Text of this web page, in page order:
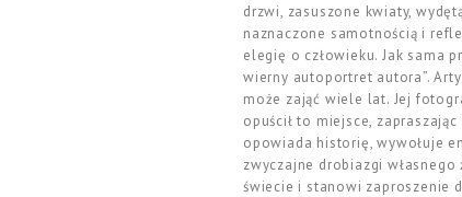
drzwi, zasuszone kwiaty,
naznaczone samotnością i
elegię o człowieku. Jak sama
wierny autoportret autora”.
może zająć wiele lat. Jej
opuścił to miejsce,
opowiada historię, wywołuje
zwyczajne drobiazgi
świecie i stanowi zaproszenie